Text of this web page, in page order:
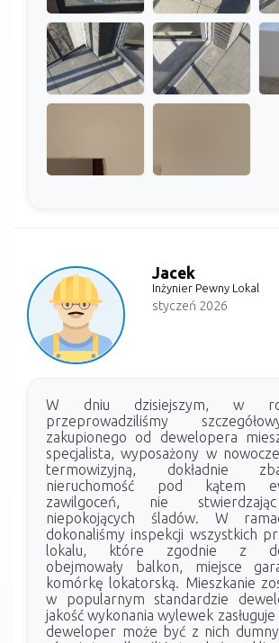
Jacek
Inżynier Pewny Lokal
styczeń 2026
W dniu dzisiejszym, w
przeprowadziliśmy
zakupionego od dewelopera
specjalista, wyposażony w
termowizyjną, dokładnie
nieruchomość pod kątem
zawilgoceń, nie
niepokojących śladów. W
dokonaliśmy inspekcji wszystkich
lokalu, które zgodnie z
obejmowały balkon, miejsce
komórkę lokatorską. Mieszkanie
w popularnym standardzie
jakość wykonania wylewek
deweloper może być z nich